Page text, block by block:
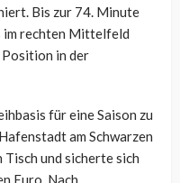
Bis zur 74. Minute
im rechten Mittelfeld
in der
für eine Saison zu
am Schwarzen
und sicherte sich
Euro. Nach